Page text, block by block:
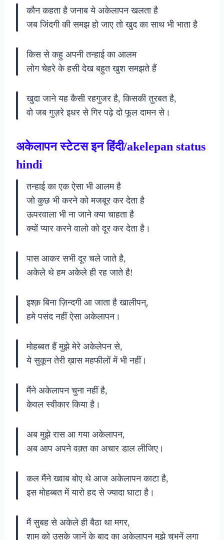
कौन कहता है जनाब ये अकेलापन खलता है
जब जिंदगी की समझ हो जाए तो खुद का साथ भी भाता है
किस से कहु अपनी तन्हाई का आलम
लोग चेहरे के हसी देख बहुत खुश समझते हैं
खुदा जाने यह कैसी रहगुजर है, किसकी तुरबत है,
वो जब गुज़रे इधर से गिर पढ़े दो फूल दामन से।
अकेलापन स्टेटस इन हिंदी/akelepan status
hindi
तन्हाई का एक ऐसा भी आलम है
जो कुछ भी करने को मजबूर कर देता है
ऊपरवाला भी ना जाने क्या चाहता है
क्यों प्यार करने वालो को दूर कर देता है।
पास आकर सभी दूर चले जाते है,
अकेले थे हम अकेले ही रह जाते है!
इश्क़ बिना ज़िन्दगी आ जाता है खालीपन्,
हमे पसंद नहीं ऐसा अकेलापन।
मोहब्बत हैं मुझे मेरे अकेलेपन से,
ये सुकून तेरी ख़ास महफीलों में भी नहीं।
मैंने अकेलापन चुना नहीं है,
केवल स्वीकार किया है।
अब मुझे रास आ गया अकेलापन,
अब आप अपने वक़्त का अचार डाल लीजिए।
कल मैंने ख्वाब बोए थे आज अकेलापन काटा है,
इस मोहब्बत में यारो हद से ज्यादा घाटा है।
मैं सुबह से अकेले ही बैठा था मगर,
शाम को उसके जानें के बाद का अकेलापन मुझे चुभनें लगा